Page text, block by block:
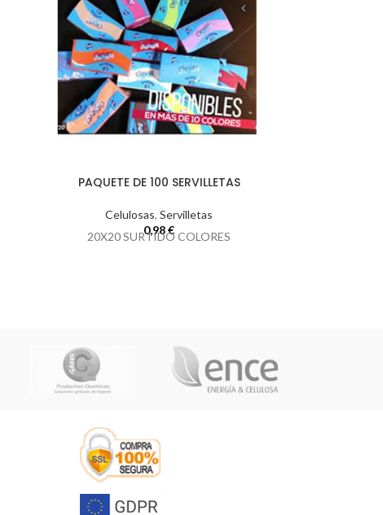
PAQUETE DE 100 SERVILLETAS
Celulosas,Servilletas
0,98€
20X20 SURTIDO COLORES